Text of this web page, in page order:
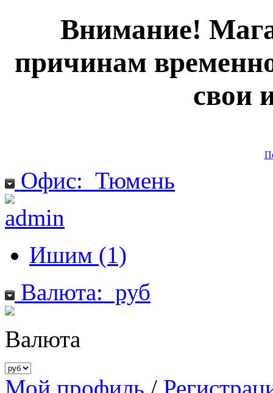
Внимание!
причинам
свои
Офис: Тюмень
Ишим (1)
Валюта: руб
Валюта
Мой профиль /